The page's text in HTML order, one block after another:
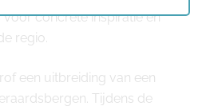
voor concrete inspiratie en
regio.
een uitbreiding van een
Tijdens de